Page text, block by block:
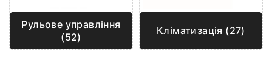
Рульове управління
(52)
Кліматизація (27)